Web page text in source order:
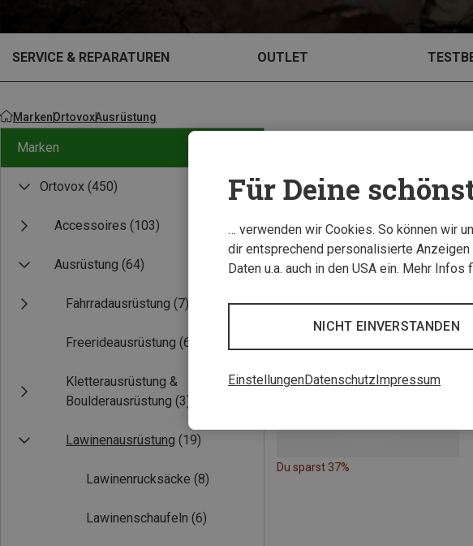
SERVICE & REPARATUREN OUTLET
MarkenOrtovoxAusrüstung
Marken
Ortovox (450)
Accessoires (103)
Ausrüstung (64)
Fahrradausrüstung (7)
Freerideausrüstung (6)
Kletterausrüstung &
Boulderausrüstung (3)
Lawinenausrüstung (19)
Lawinenrucksäcke (8)
Lawinenschaufeln (6)
Du sparst 37%
Für Deine
… verwenden wir Cookies. So können wir
dir entsprechend personalisierte
Daten u.a. auch in den USA ein. Mehr Infos
NICHT EINVERSTANDEN
EinstellungenDatenschutzImpressum